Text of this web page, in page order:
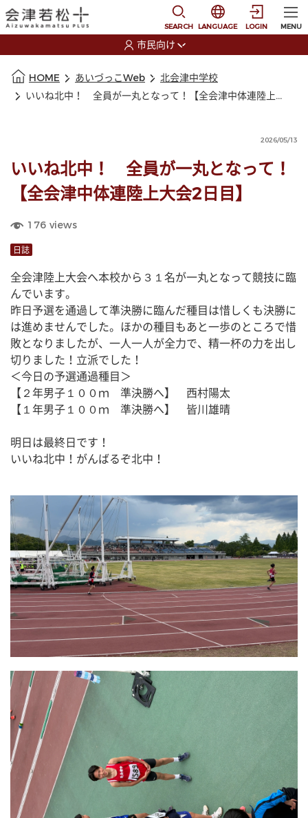
SEARCH
選択すると言語の切
LANGUAGE LOGIN MENU
市民向け
HOME あいづっこWeb
北会津中学校
いいね北中！ 全員が一丸となって！【全会津中体連陸上大会2日目】
2026/05/13
いいね北中！ 全員が一丸となって！
【全会津中体連陸上大会2日目】
176 views
日誌
全会津陸上大会へ本校から３１名が一丸となって競技に臨
んでいます。
昨日予選を通過して準決勝に臨んだ種目は惜しくも決勝に
は進めませんでした。ほかの種目もあと一歩のところで惜
敗となりましたが、一人一人が全力で、精一杯の力を出し
切りました！立派でした！
＜今日の予選通過種目＞
【２年男子１００ｍ　準決勝へ】　西村陽太
【１年男子１００ｍ　準決勝へ】　皆川雄晴
明日は最終日です！
いいね北中！がんばるぞ北中！